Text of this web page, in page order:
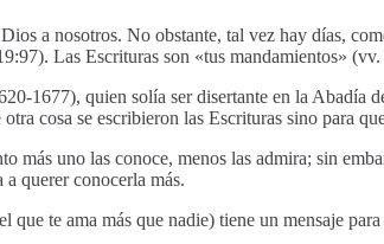
a nosotros. No obstante, tal vez hay días,
Las Escrituras son «tus mandamientos»
1677), quien solía ser disertante en la
cosa se escribieron las Escrituras sino para
más uno las conoce, menos las admira; sin
querer conocerla más.
te ama más que nadie) tiene un mensaje para